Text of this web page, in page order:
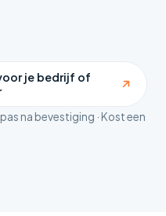
na bevestiging · Kost een
je bedrijf of